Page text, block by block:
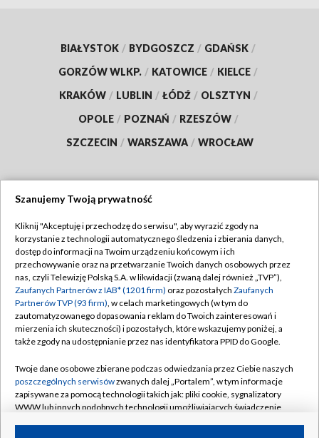
BIAŁYSTOK / BYDGOSZCZ / GDAŃSK /
GORZÓW WLKP. / KATOWICE / KIELCE /
KRAKÓW / LUBLIN / ŁÓDŹ / OLSZTYN /
OPOLE / POZNAŃ / RZESZÓW /
SZCZECIN / WARSZAWA / WROCŁAW
TVP
Abonament TVP
Emisja w TVP
Centrum informacji TVP
Naziemna Telewizja Cyfrowa
Rada Programowa
System NOS
Informacje o nadawcy
Regulamin TVP
Polityka prywatności
Moje zgody
Pomoc
Kontakt
Kanały
Szanujemy Twoją prywatność
Kliknij "Akceptuję i przechodzę do serwisu", aby wyrazić zgody na
korzystanie z technologii automatycznego śledzenia i zbierania danych,
dostęp do informacji na Twoim urządzeniu końcowym i ich
przechowywanie oraz na przetwarzanie Twoich danych osobowych przez
nas, czyli Telewizję Polską S.A. w likwidacji (zwaną dalej również „TVP”),
Zaufanych Partnerów z IAB* (1201 firm) oraz pozostałych Zaufanych
Partnerów TVP (93 firm), w celach marketingowych (w tym do
zautomatyzowanego dopasowania reklam do Twoich zainteresowań i
mierzenia ich skuteczności) i pozostałych, które wskazujemy poniżej, a
także zgody na udostępnianie przez nas identyfikatora PPID do Google.
Twoje dane osobowe zbierane podczas odwiedzania przez Ciebie naszych
poszczególnych serwisówzwanych dalej „Portalem”, w tym informacje
zapisywane za pomocą technologii takich jak: pliki cookie, sygnalizatory
WWW lub innych podobnych technologii umożliwiających świadczenie